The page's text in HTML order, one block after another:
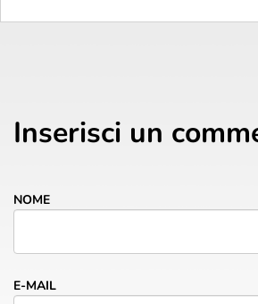
Inserisci un
NOME
E-MAIL